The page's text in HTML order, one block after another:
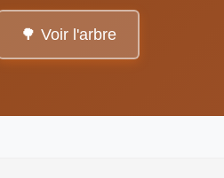
🌳 Voir l'arbre